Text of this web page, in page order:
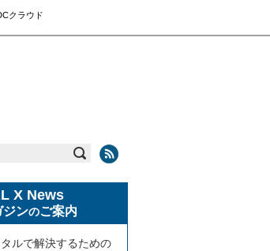
クラウド
X News
ジンのご案内
ルで解決するための